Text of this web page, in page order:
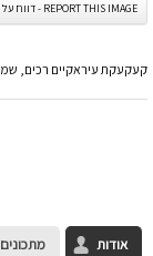
REPORT THIS IMAGE - דווח על תמונה זו
קעקעקת עיראקיים רכים,
אודות